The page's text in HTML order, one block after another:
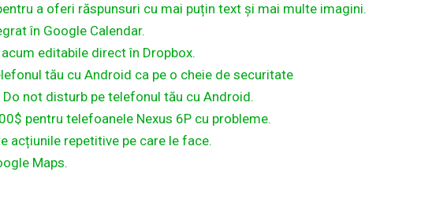
a oferi răspunsuri cu mai puțin text și mai multe imagini.
în Google Calendar.
editabile direct în Dropbox.
tău cu Android ca pe o cheie de securitate
not disturb pe telefonul tău cu Android.
pentru telefoanele Nexus 6P cu probleme.
acțiunile repetitive pe care le face.
Maps.